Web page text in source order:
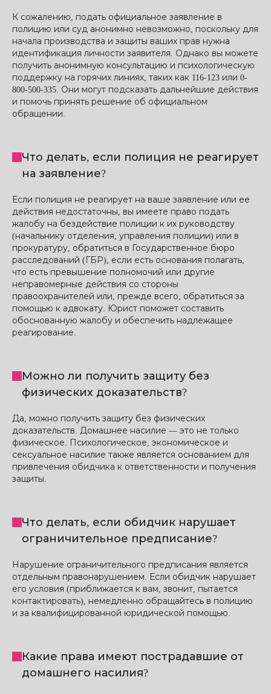
К сожалению, подать официальное заявление в
полицию или суд анонимно невозможно, поскольку для
начала производства и защиты ваших прав нужна
идентификация личности заявителя. Однако вы можете
получить анонимную консультацию и психологическую
поддержку на горячих линиях, таких как 116-123 или 0-
800-500-335. Они могут подсказать дальнейшие действия
и помочь принять решение об официальном
обращении.
Что делать, если полиция не реагирует
на заявление?
Если полиция не реагирует на ваше заявление или ее
действия недостаточны, вы имеете право подать
жалобу на бездействие полиции к их руководству
(начальнику отделения, управления полиции) или в
прокуратуру, обратиться в Государственное бюро
расследований (ГБР), если есть основания полагать,
что есть превышение полномочий или другие
неправомерные действия со стороны
правоохранителей или, прежде всего, обратиться за
помощью к адвокату. Юрист поможет составить
обоснованную жалобу и обеспечить надлежащее
реагирование.
Можно ли получить защиту без
физических доказательств?
Да, можно получить защиту без физических
доказательств. Домашнее насилие — это не только
физическое. Психологическое, экономическое и
сексуальное насилие также является основанием для
привлечения обидчика к ответственности и получения
защиты.
Что делать, если обидчик нарушает
ограничительное предписание?
Нарушение ограничительного предписания является
отдельным правонарушением. Если обидчик нарушает
его условия (приближается к вам, звонит, пытается
контактировать), немедленно обращайтесь в полицию
и за квалифицированной юридической помощью.
Какие права имеют пострадавшие от
домашнего насилия?